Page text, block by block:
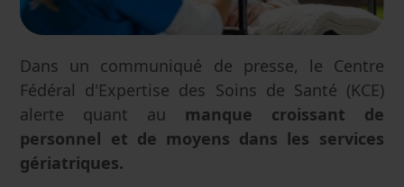
Dans un communiqué de presse, le Centre
Fédéral d'Expertise des Soins de Santé (KCE)
alerte quant au manque croissant de
personnel et de moyens dans les services
gériatriques.